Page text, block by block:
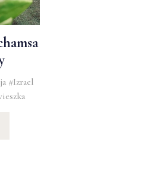
#Izrael